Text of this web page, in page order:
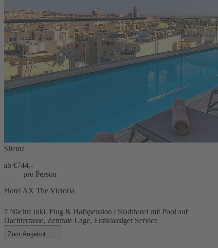
Sliema
ab €744,-
pro Person
Hotel AX The Victoria
7 Nächte inkl. Flug & Halbpension l Stadthotel mit Pool auf
Dachterrasse, Zentrale Lage, Erstklassiger Service
Zum Angebot